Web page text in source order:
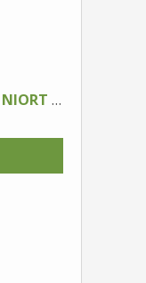
Assemblée Générale LES 12-14 NIORT - samedi 25 janvier 2025